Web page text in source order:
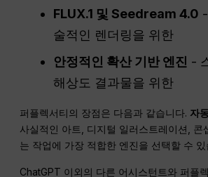
FLUX.1 및 Seedream 4.0
술적인 렌더링을 위한
안정적인 확산 기반 엔진 -
해상도 결과물을 위한
퍼플렉서티의 장점은 다음과 같습니다. 자
사실적인 아트, 디지털 일러스트레이션, 콘
는 작업에 가장 적합한 엔진을 선택할 수 있
ChatGPT 이외의 다른 어시스턴트와 퍼플